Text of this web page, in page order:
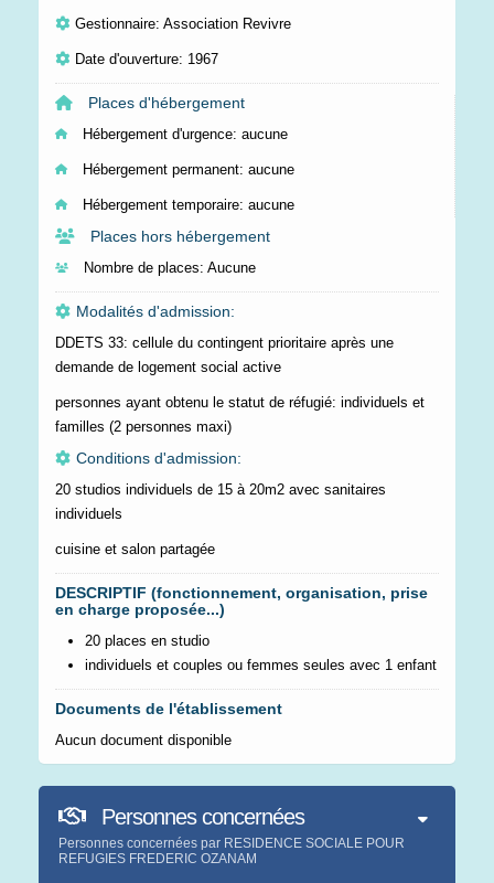
Gestionnaire: Association Revivre
Date d'ouverture: 1967
Places d'hébergement
Hébergement d'urgence: aucune
Hébergement permanent: aucune
Hébergement temporaire: aucune
Places hors hébergement
Nombre de places: Aucune
Modalités d'admission:
DDETS 33: cellule du contingent prioritaire après une
demande de logement social active
personnes ayant obtenu le statut de réfugié: individuels et
familles (2 personnes maxi)
Conditions d'admission:
20 studios individuels de 15 à 20m2 avec sanitaires
individuels
cuisine et salon partagée
DESCRIPTIF (fonctionnement, organisation, prise
en charge proposée...)
20 places en studio
individuels et couples ou femmes seules avec 1 enfant
Documents de l'établissement
Aucun document disponible
Personnes concernées
Personnes concernées par RESIDENCE SOCIALE POUR
REFUGIES FREDERIC OZANAM